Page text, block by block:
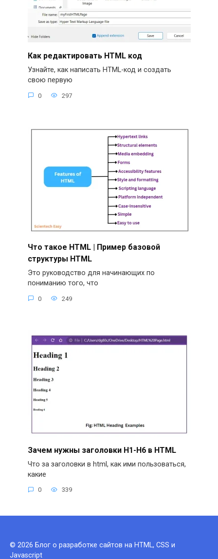
Как редактировать HTML код
Узнайте, как написать HTML-код и создать
свою первую
0 297
Что такое HTML | Пример базовой
структуры HTML
Это руководство для начинающих по
пониманию того, что
0 249
Зачем нужны заголовки H1-H6 в HTML
Что за заголовки в html, как ими пользоваться,
какие
0 339
© 2026 Блог о разработке сайтов на HTML, CSS и
Javascript